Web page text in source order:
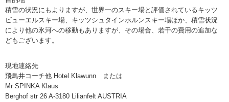
積雪の状況にもよりますが、世界一のスキー場と評価されているキッツ
ビューエルスキー場、キッツシュタインホルンスキー場ほか、積雪状況
により他の氷河への移動もありますが、その場合、若干の費用の追加な
どもございます。
現地連絡先
飛鳥井コーチ他 Hotel Klawunn または
Mr SPINKA Klaus
Berghof str 26 A-3180 Lilianfelt AUSTRIA